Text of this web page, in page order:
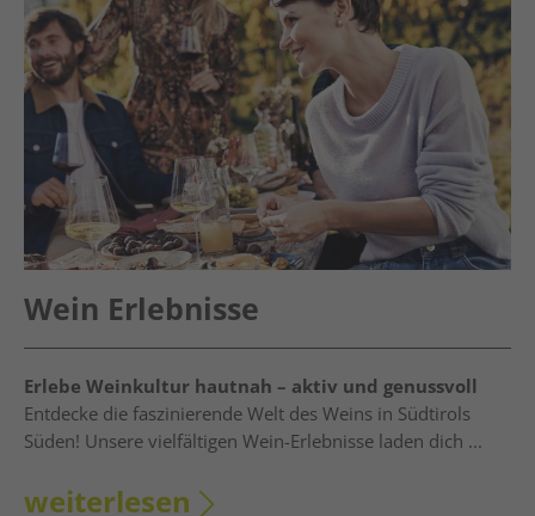
Wein Erlebnisse
Erlebe Weinkultur hautnah – aktiv und genussvoll
Entdecke die faszinierende Welt des Weins in Südtirols
Süden! Unsere vielfältigen Wein-Erlebnisse laden dich ...
weiterlesen